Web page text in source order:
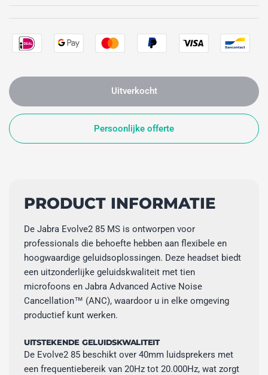
Uitverkocht
Persoonlijke offerte
PRODUCT INFORMATIE
De Jabra Evolve2 85 MS is ontworpen voor
professionals die behoefte hebben aan flexibele en
hoogwaardige geluidsoplossingen. Deze headset biedt
een uitzonderlijke geluidskwaliteit met tien
microfoons en Jabra Advanced Active Noise
Cancellation™ (ANC), waardoor u in elke omgeving
productief kunt werken.
UITSTEKENDE GELUIDSKWALITEIT
De Evolve2 85 beschikt over 40mm luidsprekers met
een frequentiebereik van 20Hz tot 20.000Hz, wat zorgt